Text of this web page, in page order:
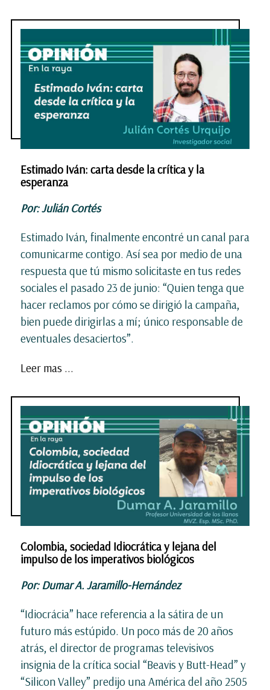
Estimado Iván: carta desde la crítica y la
esperanza
Por: Julián Cortés
Estimado Iván, finalmente encontré un canal para
comunicarme contigo. Así sea por medio de una
respuesta que tú mismo solicitaste en tus redes
sociales el pasado 23 de junio: “Quien tenga que
hacer reclamos por cómo se dirigió la campaña,
bien puede dirigirlas a mí; único responsable de
eventuales desaciertos”.
Leer mas ...
Colombia, sociedad Idiocrática y lejana del
impulso de los imperativos biológicos
Por: Dumar A. Jaramillo-Hernández
“Idiocrácia” hace referencia a la sátira de un
futuro más estúpido. Un poco más de 20 años
atrás, el director de programas televisivos
insignia de la crítica social “Beavis y Butt-Head” y
“Silicon Valley” predijo una América del año 2505